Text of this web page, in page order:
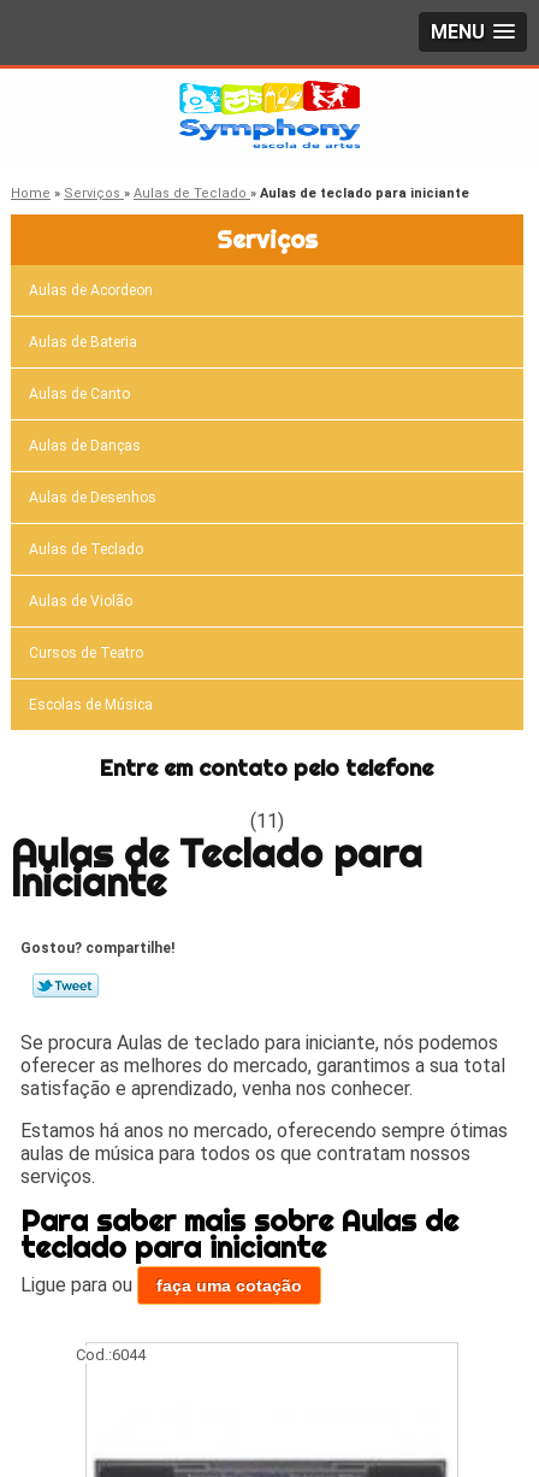
MENU
Home » Serviços » Aulas de Teclado » Aulas de teclado para iniciante
Serviços
Aulas de Acordeon
Aulas de Bateria
Aulas de Canto
Aulas de Danças
Aulas de Desenhos
Aulas de Teclado
Aulas de Violão
Cursos de Teatro
Escolas de Música
Entre em contato pelo telefone
(11)
Aulas de Teclado para
Iniciante
Gostou? compartilhe!
Se procura Aulas de teclado para iniciante, nós podemos
oferecer as melhores do mercado, garantimos a sua total
satisfação e aprendizado, venha nos conhecer.
Estamos há anos no mercado, oferecendo sempre ótimas
aulas de música para todos os que contratam nossos
serviços.
Para saber mais sobre Aulas de
teclado para iniciante
Ligue paraou faça uma cotação
Cod.:6044